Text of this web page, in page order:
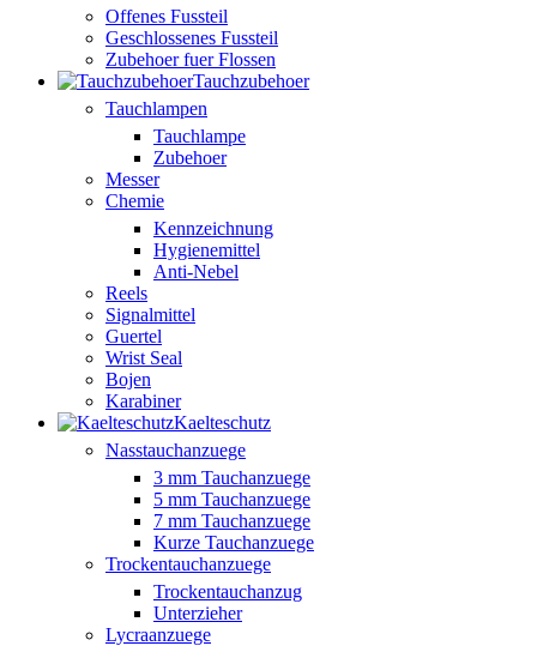
Offenes Fussteil
Geschlossenes Fussteil
Zubehoer fuer Flossen
Tauchzubehoer
Tauchlampen
Tauchlampe
Zubehoer
Messer
Chemie
Kennzeichnung
Hygienemittel
Anti-Nebel
Reels
Signalmittel
Guertel
Wrist Seal
Bojen
Karabiner
Kaelteschutz
Nasstauchanzuege
3 mm Tauchanzuege
5 mm Tauchanzuege
7 mm Tauchanzuege
Kurze Tauchanzuege
Trockentauchanzuege
Trockentauchanzug
Unterzieher
Lycraanzuege